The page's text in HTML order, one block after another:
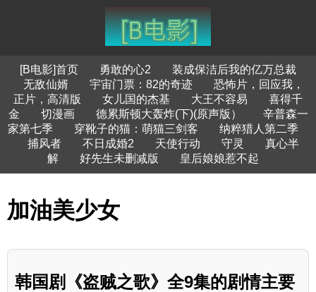
[B电影]首页 勇敢的心2
装成保洁后我的亿万总裁
无敌仙婿
宇宙门票：82的奇迹
恐怖片，回应我，
正片，高清版
女儿国的杰基 大王不容易
喜得千
金
切漫画 德累斯顿大轰炸(下)(原声版）
辛普森一
家第七季
穿靴子的猫：萌猫三剑客
纳粹猎人第二季
捕风者
不日成婚2 天使行动 守灵
真心半
解
好先生未删减版 皇后娘娘惹不起
加油美少女
韩国剧《盗贼之歌》全9集的剧情主要